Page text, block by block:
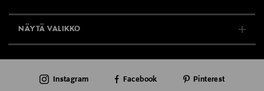
NÄYTÄ VALIKKO
AJANKOHTAISTA
Instagram Facebook Pinterest